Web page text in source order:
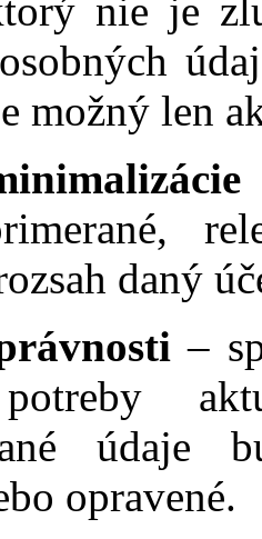
nie je
možný len
daný
–
údaje
opravené.